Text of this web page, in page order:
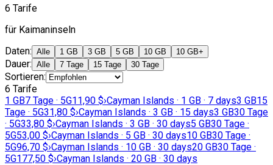
6 Tarife
für Kaimaninseln
Daten: Alle 1 GB 3 GB 5 GB 10 GB 10 GB+
Dauer: Alle 7 Tage 15 Tage 30 Tage
Sortieren:
6 Tarife
1 GB7 Tage · 5G11,90 $›Cayman Islands · 1 GB · 7 days3 GB15
Tage · 5G31,80 $›Cayman Islands · 3 GB · 15 days3 GB30 Tage
· 5G33,80 $›Cayman Islands · 3 GB · 30 days5 GB30 Tage ·
5G53,00 $›Cayman Islands · 5 GB · 30 days10 GB30 Tage ·
5G96,70 $›Cayman Islands · 10 GB · 30 days20 GB30 Tage ·
5G177,50 $›Cayman Islands · 20 GB · 30 days